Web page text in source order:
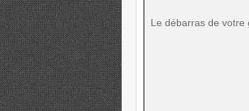
Le débarras de votre